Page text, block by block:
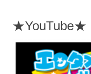
★YouTube★